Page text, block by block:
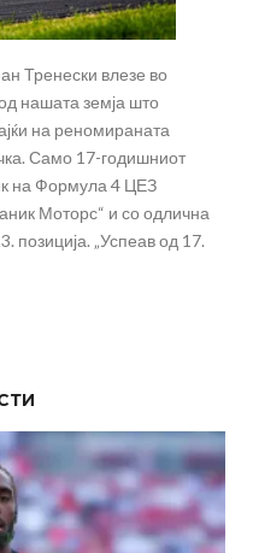
Тренески влезе во
нашата земја што
на реномираната
Само 17-годишниот
на Формула 4 ЦЕЗ
Моторс“ и со одлична
позиција. „Успеав од 17.